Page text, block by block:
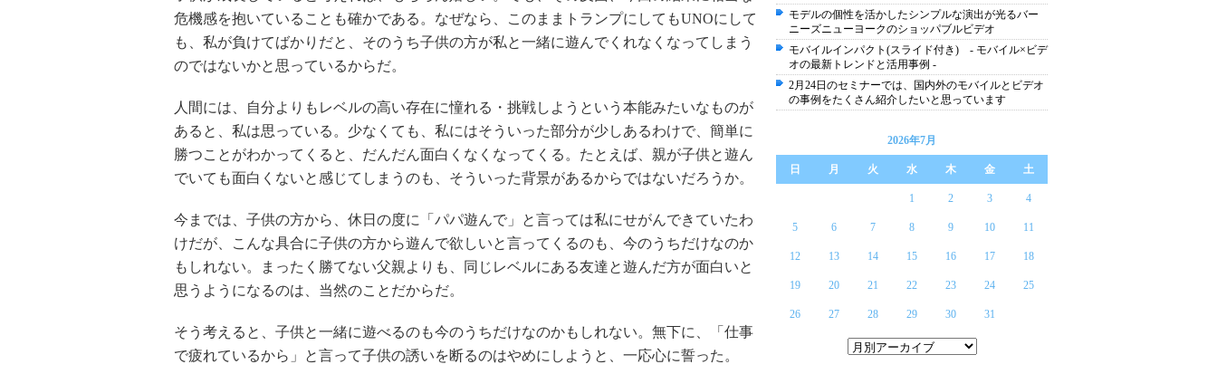
危機感を抱いていることも確かである。なぜなら、このままトランプにしてもUNOにして
も、私が負けてばかりだと、そのうち子供の方が私と一緒に遊んでくれなくなってしまう
のではないかと思っているからだ。
人間には、自分よりもレベルの高い存在に憧れる・挑戦しようという本能みたいなものが
あると、私は思っている。少なくても、私にはそういった部分が少しあるわけで、簡単に
勝つことがわかってくると、だんだん面白くなくなってくる。たとえば、親が子供と遊ん
でいても面白くないと感じてしまうのも、そういった背景があるからではないだろうか。
今までは、子供の方から、休日の度に「パパ遊んで」と言っては私にせがんできていたわ
けだが、こんな具合に子供の方から遊んで欲しいと言ってくるのも、今のうちだけなのか
もしれない。まったく勝てない父親よりも、同じレベルにある友達と遊んだ方が面白いと
思うようになるのは、当然のことだからだ。
そう考えると、子供と一緒に遊べるのも今のうちだけなのかもしれない。無下に、「仕事
で疲れているから」と言って子供の誘いを断るのはやめにしようと、一応心に誓った。
モデルの個性を活かしたシンプルな演出が光るバー
ニーズニューヨークのショッパブルビデオ
モバイルインパクト(スライド付き) - モバイル×ビデ
オの最新トレンドと活用事例 -
2月24日のセミナーでは、国内外のモバイルとビデオ
の事例をたくさん紹介したいと思っています
2026年7月
日 月 火 水 木 金 土
1 2 3 4
5 6 7 8 9 10 11
12 13 14 15 16 17 18
19 20 21 22 23 24 25
26 27 28 29 30 31